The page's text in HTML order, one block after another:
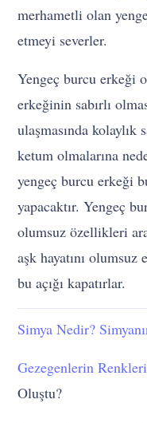
merhametli olan
etmeyi severler.
Yengeç burcu erkeği
erkeğinin sabırlı
ulaşmasında kolaylık
ketum olmalarına
yengeç burcu erkeği
yapacaktır. Yengeç
olumsuz özellikleri
aşk hayatını
bu açığı kapatırlar.
Simya Nedir?
Gezegenlerin
Oluştu?